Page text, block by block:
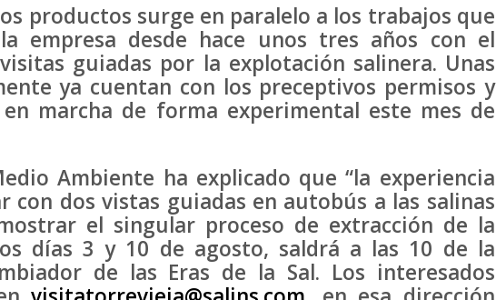
productos surge en paralelo a los trabajos que
empresa desde hace unos tres años con el
guiadas por la explotación salinera. Unas
ya cuentan con los preceptivos permisos y
marcha de forma experimental este mes de
ha explicado que “la experiencia
con dos vistas guiadas en autobús a las salinas
el singular proceso de extracción de la
días 3 y 10 de agosto, saldrá a las 10 de la
de las Eras de la Sal. Los interesados